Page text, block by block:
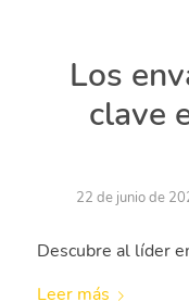
Los
clave
22 de junio de
Descubre al líder
Leer más